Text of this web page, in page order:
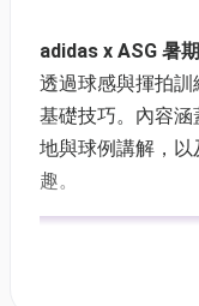
adidas x ASG 暑
透過球感與揮拍
基礎技巧。內容
地與球例講解，
趣。